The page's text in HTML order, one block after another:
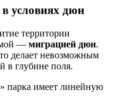
условиях дюн
территории
— миграцией дюн.
делает невозможным
в глубине поля.
парка имеет линейную